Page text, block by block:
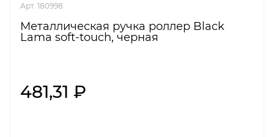
Арт. 180998
Металлическая ручка роллер Black
Lama soft-touch, черная
481,31 ₽